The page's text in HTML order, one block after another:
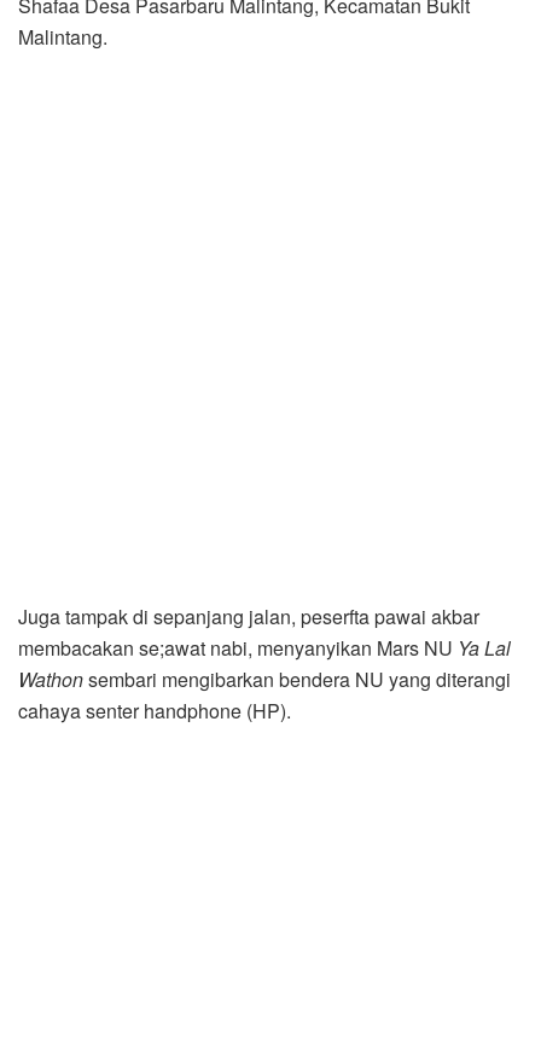
Malintang.
Juga tampak di sepanjang jalan, peserfta pawai akbar
membacakan se;awat nabi, menyanyikan Mars NU Ya Lal
Wathonsembari mengibarkan bendera NU yang diterangi
cahaya senter handphone (HP).